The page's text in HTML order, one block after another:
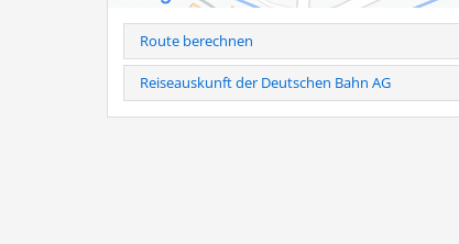
Route berechnen
Reiseauskunft der Deutschen Bahn AG